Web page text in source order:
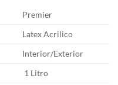
Premier
Latex Acrilico
Interior/Exterior
1 Litro